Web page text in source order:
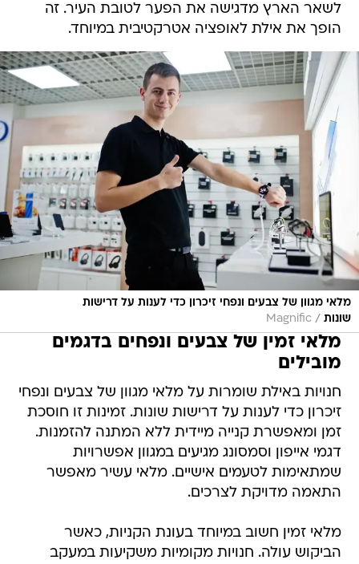
לשאר הארץ מדגישה את הפער לטובת העיר. זה
הופך את אילת לאופציה אטרקטיבית במיוחד.
מלאי מגוון של צבעים ונפחי זיכרון כדי לענות על דרישות
שונות /
Magnific
מלאי זמין של צבעים ונפחים בדגמים
מובילים
חנויות באילת שומרות על מלאי מגוון של צבעים ונפחי
זיכרון כדי לענות על דרישות שונות. זמינות זו חוסכת
זמן ומאפשרת קנייה מיידית ללא המתנה להזמנות.
דגמי אייפון וסמסונג מגיעים במגוון אפשרויות
שמתאימות לטעמים אישיים. מלאי עשיר מאפשר
התאמה מדויקת לצרכים.
מלאי זמין חשוב במיוחד בעונת הקניות, כאשר
הביקוש עולה. חנויות מקומיות משקיעות במעקב